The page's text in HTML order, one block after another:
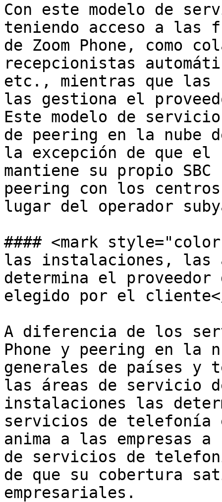
Con este modelo de
teniendo acceso a las
de Zoom Phone, como
recepcionistas
etc., mientras que las
las gestiona el
Este modelo de
de peering en la nube
la excepción de que
mantiene su propio
peering con los centros
lugar del operador
#### <mark
las instalaciones, las
determina el
elegido por el
A diferencia de los
Phone y peering en la
generales de países
las áreas de servicio
instalaciones las
servicios de
anima a las empresas
de servicios de
de que su cobertura
empresariales.